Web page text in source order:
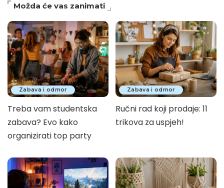
Možda će vas zanimati
Zabava i odmor
Treba vam studentska
zabava? Evo kako
organizirati top party
Zabava i odmor
Ručni rad koji prodaje: 11
trikova za uspjeh!